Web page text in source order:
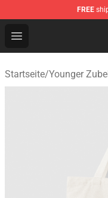
FREE
Open menu
Younger Shop -
Startseite/Younger